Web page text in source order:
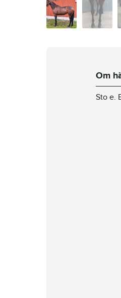
Om
Sto e.